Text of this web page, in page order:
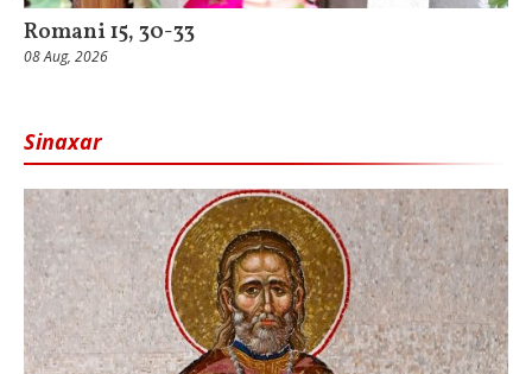
Romani 15, 30-33
08 Aug, 2026
Sinaxar